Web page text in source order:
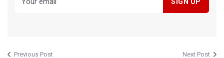
Previous Post Next Post